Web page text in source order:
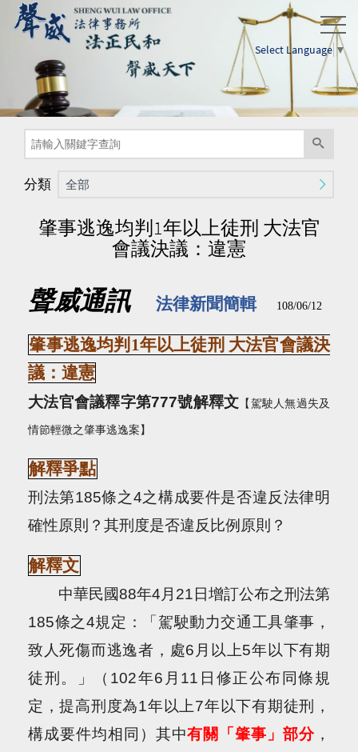
Select Language ▼
分類 全部
肇事逃逸均判1年以上徒刑 大法官
會議決議：違憲
聲威通訊 法律新聞簡輯 108/06/12
肇事逃逸均判 1年以上徒刑 大法官會議決
議：違憲
大法官會議釋字第777號解釋文 【駕駛人無過失及
情節輕微之肇事逃逸案】
解釋爭點
刑法第185條之4之構成要件是否違反法律明
確性原則？其刑度是否違反比例原則？
解釋文
中華民國88年4 月 21 日增訂公布之刑法第
185條之4規定：「駕駛動力交通工具肇事，
致人死傷而逃逸者，處6 月以上5年以下有期
徒刑。」（ 102年6 月 11 日修正公布同條規
定，提高刑度為1年以上7年以下有期徒刑，
構成要件均相同）其中有關「肇事」部分 ，